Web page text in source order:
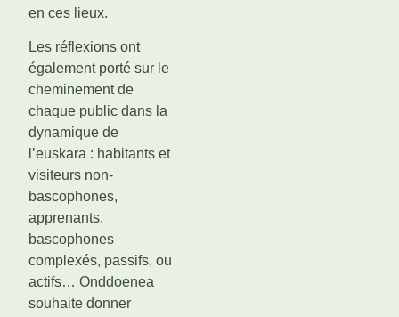
en ces lieux.
Les réflexions ont
également porté sur le
cheminement de
chaque public dans la
dynamique de
l’euskara : habitants et
visiteurs non-
bascophones,
apprenants,
bascophones
complexés, passifs, ou
actifs… Onddoenea
souhaite donner